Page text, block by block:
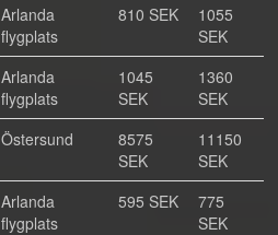
Arlanda
flygplats
810 SEK
1055
SEK
Arlanda
flygplats
1045
SEK
1360
SEK
Östersund
8575
SEK
11150
SEK
Arlanda
flygplats
595 SEK
775
SEK